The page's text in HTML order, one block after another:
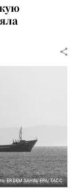
ERDEM SAHIN/EPA/ТАСС